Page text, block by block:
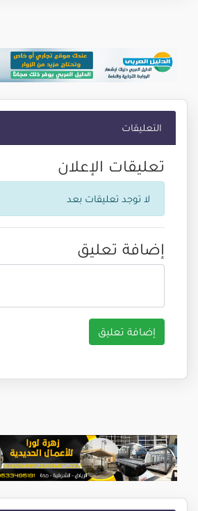
التعليقات
تعليقات الإعلان
لا توجد تعليقات بعد
إضافة تعليق